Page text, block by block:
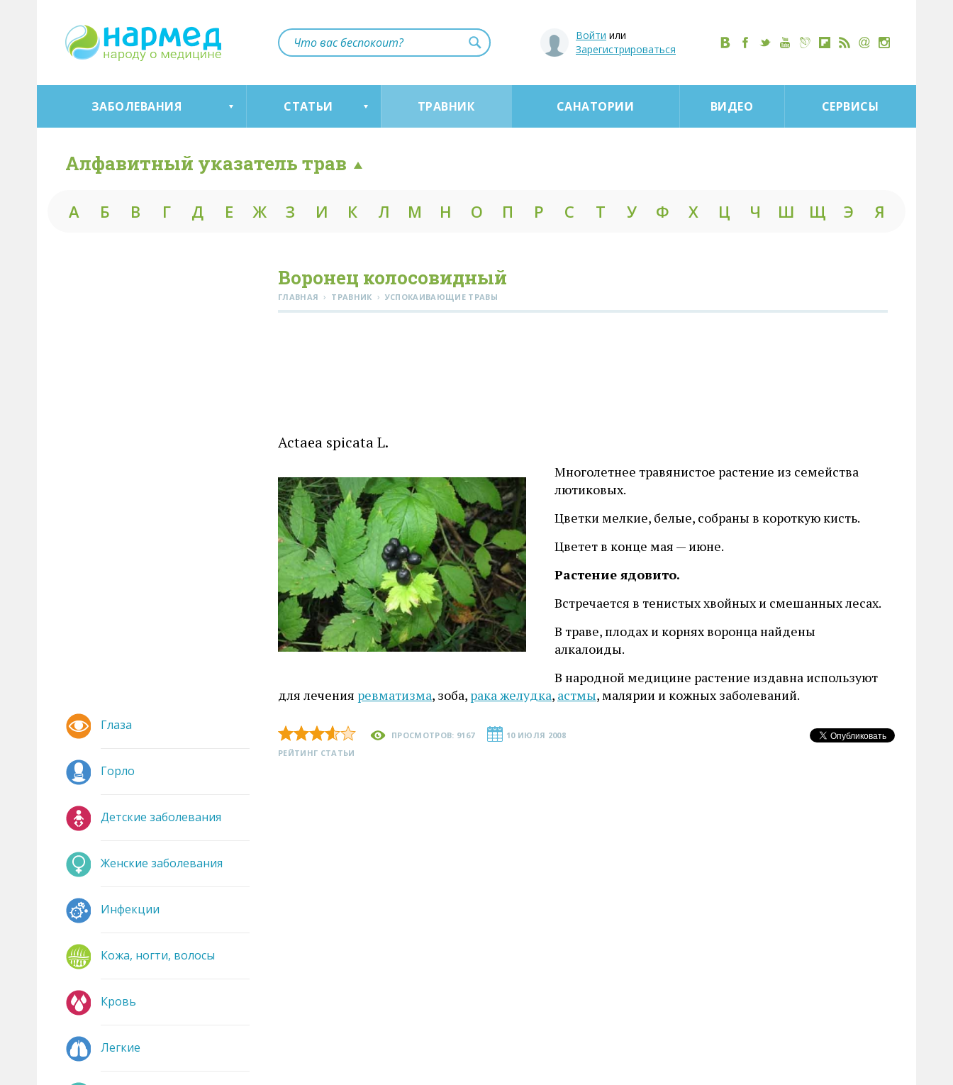
Войти или
Зарегистрироваться
ЗАБОЛЕВАНИЯ СТАТЬИ ТРАВНИК САНАТОРИИ ВИДЕО СЕРВИСЫ
Алфавитный указатель трав
А Б В Г Д Е Ж З И К Л М Н О П Р С Т У Ф Х Ц Ч Ш Щ Э Я
Воронец колосовидный
ГЛАВНАЯ › ТРАВНИК › УСПОКАИВАЮЩИЕ ТРАВЫ
Actaea spicata L.
Многолетнее травянистое растение из семейства
лютиковых.
Цветки мелкие, белые, собраны в короткую кисть.
Цветет в конце мая — июне.
Растение ядовито.
Встречается в тенистых хвойных и смешанных лесах.
В траве, плодах и корнях воронца найдены
алкалоиды.
В народной медицине растение издавна используют
для лечения ревматизма, зоба, рака желудка, астмы, малярии и кожных заболеваний.
РЕЙТИНГ СТАТЬИ
ПРОСМОТРОВ: 9167 10 ИЮЛЯ 2008
Глаза
Горло
Детские заболевания
Женские заболевания
Инфекции
Кожа, ногти, волосы
Кровь
Легкие